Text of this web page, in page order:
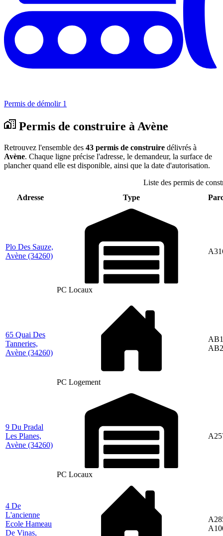
Permis de démolir 1
Permis de construire à Avène
Retrouvez l'ensemble des 43 permis de construire délivrés à
Avène. Chaque ligne précise l'adresse, le demandeur, la surface de
plancher quand elle est disponible, ainsi que la date d'autorisation.
Liste des permis de
Adresse
Type
Plo Des Sauze,
Avène (34260)
PC Locaux
65 Quai Des
Tanneries,
Avène (34260)
PC Logement
9 Du Pradal
Les Planes,
Avène (34260)
PC Locaux
4 De
L'ancienne
Ecole Hameau
De Vinas,